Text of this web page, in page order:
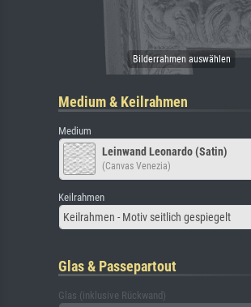
Medium & Keilrahmen
Medium
Leinwand Leonardo (Satin)
(Canvas Venezia)
Keilrahmen
Keilrahmen - Motiv seitlich gespiegelt
Glas & Passepartout
Glas (inklusive Rückwand)